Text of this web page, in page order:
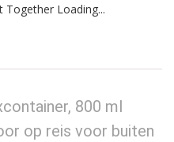
Together Loading...
800 ml
op reis voor buiten